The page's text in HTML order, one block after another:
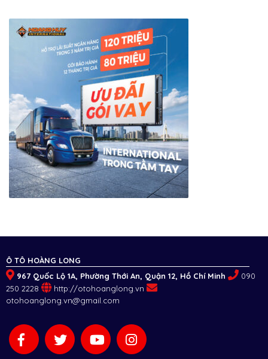
Ô TÔ HOÀNG LONG
967 Quốc Lộ 1A, Phường Thới An, Quận 12, Hồ Chí Minh
090
250 2228
http://otohoanglong.vn
otohoanglong.vn@gmail.com